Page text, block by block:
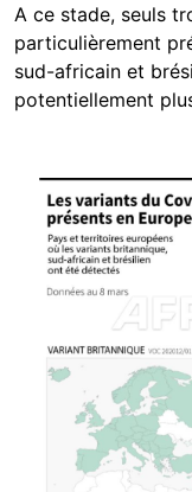
A ce stade, seuls
particulièrement
sud-africain et
potentiellement
Image